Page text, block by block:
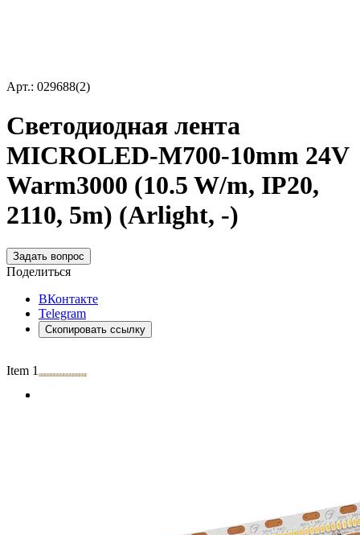
Арт.: 029688(2)
Светодиодная лента
MICROLED-M700-10mm 24V
Warm3000 (10.5 W/m, IP20,
2110, 5m) (Arlight, -)
Задать вопрос
Поделиться
ВКонтакте
Telegram
Скопировать ссылку
Item 1 of 2